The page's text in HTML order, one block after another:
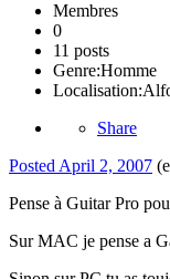
Membres
0
11 posts
Genre:Homme
Localisation:
Share
Posted April 2, 2007
Pense à Guitar Pro
Sur MAC je pense a